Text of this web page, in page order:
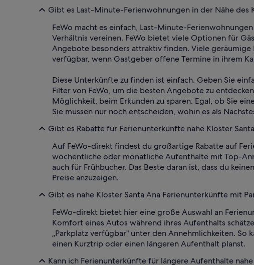
Gibt es Last-Minute-Ferienwohnungen in der Nähe des
FeWo macht es einfach, Last-Minute-
Verhältnis vereinen. FeWo bietet viele Optionen für
Angebote besonders attraktiv finden. Viele
verfügbar, wenn Gastgeber offene Termine in ihrem
Diese Unterkünfte zu finden ist einfach. Geben Sie
Filter von FeWo, um die besten Angebote zu
Möglichkeit, beim Erkunden zu sparen. Egal, ob Sie
Sie müssen nur noch entscheiden, wohin es als
Gibt es Rabatte für Ferienunterkünfte nahe Kloster
Auf FeWo-direkt findest du großartige Rabatte auf
wöchentliche oder monatliche Aufenthalte mit Top-
auch für Frühbucher. Das Beste daran ist, dass du
Preise anzuzeigen.
Gibt es nahe Kloster Santa Ana Ferienunterkünfte mit
FeWo-direkt bietet hier eine große Auswahl an
Komfort eines Autos während ihres Aufenthalts
„Parkplatz verfügbar" unter den Annehmlichkeiten.
einen Kurztrip oder einen längeren Aufenthalt planst.
Kann ich Ferienunterkünfte für längere Aufenthalte